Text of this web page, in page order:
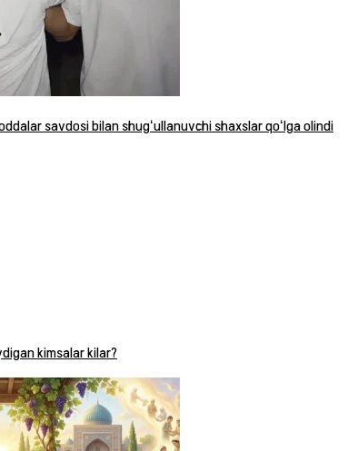
savdosi bilan shugʻullanuvchi shaxslar qoʻlga olindi
kimsalar kilar?